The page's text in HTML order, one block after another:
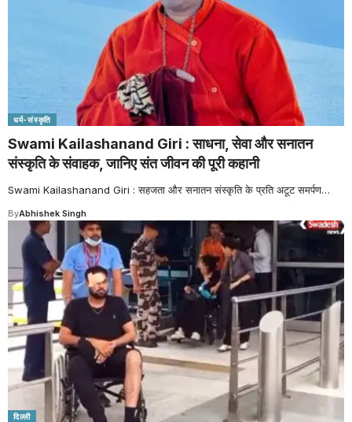
धर्म-संस्कृति
Swami Kailashanand Giri : साधना, सेवा और सनातन
संस्कृति के संवाहक, जानिए संत जीवन की पूरी कहानी
Swami Kailashanand Giri : सहजता और सनातन संस्कृति के प्रति अटूट समर्पण…
ByAbhishek Singh
दिल्ली